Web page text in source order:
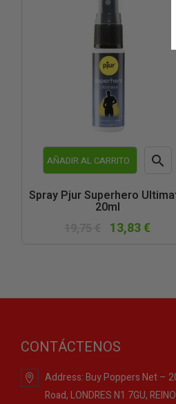
AÑADIR AL CARRITO 
Spray Pjur Superhero
20ml
13,83 €
CONTÁCTENOS
Address:Buy Poppers Net –
Road, LONDRES N1 7GU,